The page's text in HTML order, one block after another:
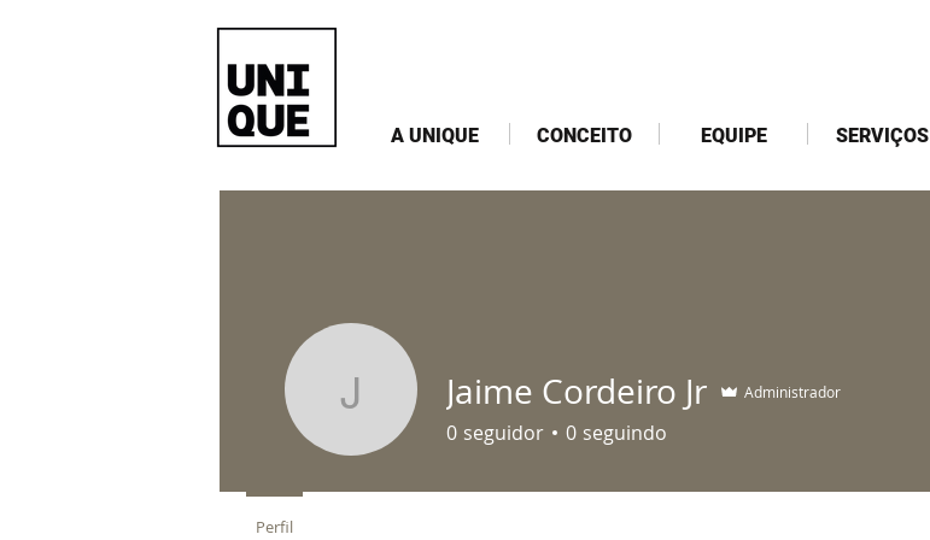
A UNIQUE CONCEITO EQUIPE SERVIÇOS
Jaime Cordeiro Jr
Jaime Cordeiro Jr Administrador
0 seguidor 0 seguindo
Perfil